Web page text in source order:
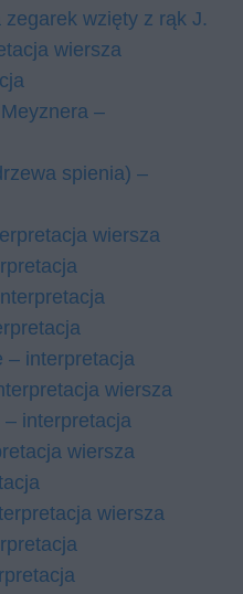
wzięty z rąk J.
wiersza
–
spienia) –
wiersza
– interpretacja
wiersza
interpretacja
wiersza
wiersza